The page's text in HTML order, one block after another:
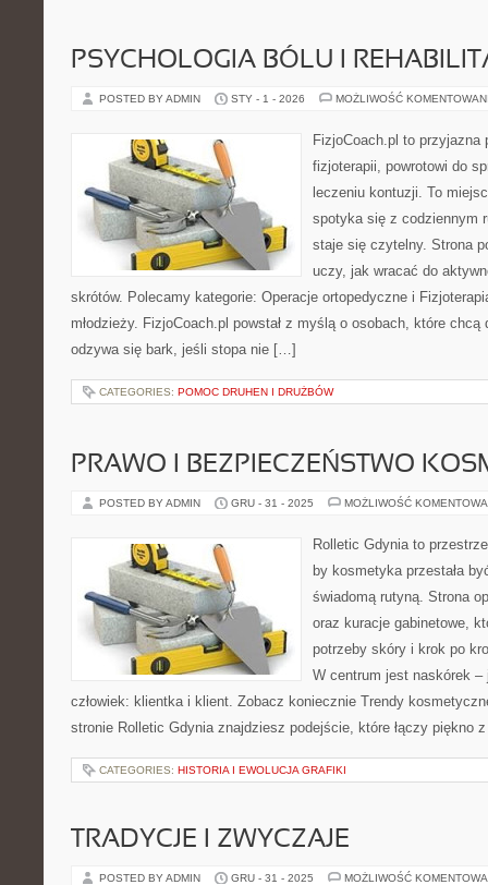
PSYCHOLOGIA BÓLU I
POSTED BY ADMIN STY - 1 - 2026 MOŻLIWOŚĆ
FizjoCoach.pl to przyjazna
fizjoterapii, powrotowi do
leczeniu kontuzji. To
spotyka się z codziennym
staje się czytelny. Strona
uczy, jak wracać do
skrótów. Polecamy kategorie: Operacje ortopedyczne i
młodzieży. FizjoCoach.pl powstał z myślą o osobach, które chcą
odzywa się bark, jeśli stopa nie […]
CATEGORIES: POMOC DRUHEN I DRUŻBÓW
PRAWO I BEZPIECZEŃSTWO
POSTED BY ADMIN GRU - 31 - 2025 MOŻLIWOŚĆ
Rolletic Gdynia to
by kosmetyka przestała
świadomą rutyną. Strona
oraz kuracje gabinetowe,
potrzeby skóry i krok po
W centrum jest naskórek
człowiek: klientka i klient. Zobacz koniecznie Trendy
stronie Rolletic Gdynia znajdziesz podejście, które łączy piękno
CATEGORIES: HISTORIA I EWOLUCJA GRAFIKI
TRADYCJE I ZWYCZAJE
POSTED BY ADMIN GRU - 31 - 2025 MOŻLIWOŚĆ